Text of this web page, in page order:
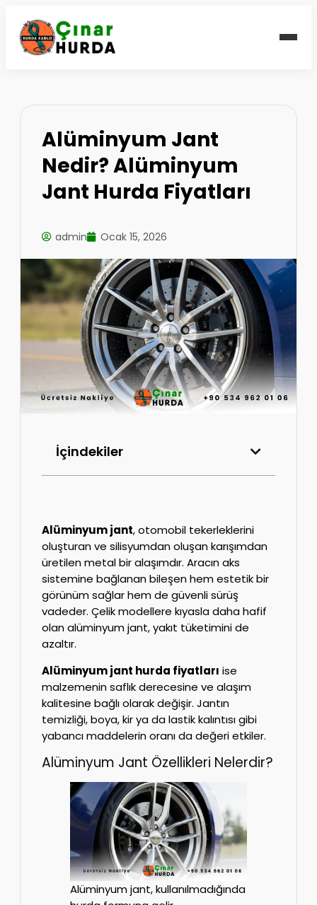
Alüminyum Jant
Nedir? Alüminyum
Jant Hurda Fiyatları
admin Ocak 15, 2026
İçindekiler
Alüminyum jant, otomobil tekerleklerini
oluşturan ve silisyumdan oluşan karışımdan
üretilen metal bir alaşımdır. Aracın aks
sistemine bağlanan bileşen hem estetik bir
görünüm sağlar hem de güvenli sürüş
vadeder. Çelik modellere kıyasla daha hafif
olan alüminyum jant, yakıt tüketimini de
azaltır.
Alüminyum jant hurda fiyatları ise
malzemenin saflık derecesine ve alaşım
kalitesine bağlı olarak değişir. Jantın
temizliği, boya, kir ya da lastik kalıntısı gibi
yabancı maddelerin oranı da değeri etkiler.
Alüminyum Jant Özellikleri Nelerdir?
Alüminyum jant, kullanılmadığında